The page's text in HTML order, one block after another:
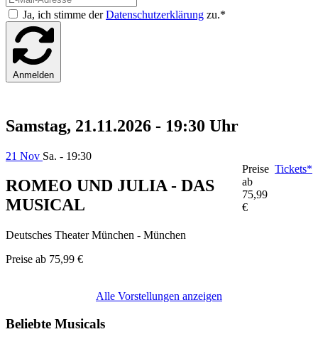
Ja, ich stimme derDatenschutzerklärung zu.*
Anmelden
Samstag, 21.11.2026 - 19:30 Uhr
21 Nov Sa. - 19:30
ROMEO UND JULIA - DAS
MUSICAL
Deutsches Theater München - München
Preise ab 75,99 €
Preise
ab
75,99
€
Tickets*
Alle Vorstellungen anzeigen
Beliebte Musicals